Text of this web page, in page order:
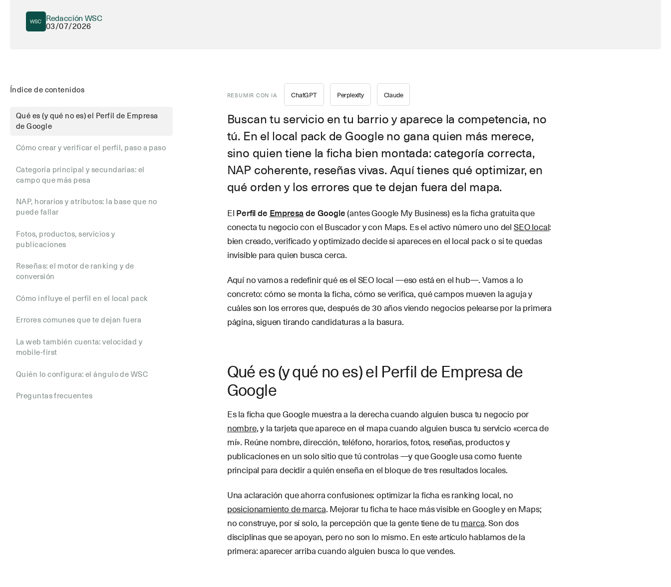
Redacción WSC
03/07/2026
Índice de contenidos
Qué es (y qué no es) el Perfil de Empresa
de Google
Cómo crear y verificar el perfil, paso a paso
Categoría principal y secundarias: el
campo que más pesa
NAP, horarios y atributos: la base que no
puede fallar
Fotos, productos, servicios y
publicaciones
Reseñas: el motor de ranking y de
conversión
Cómo influye el perfil en el local pack
Errores comunes que te dejan fuera
La web también cuenta: velocidad y
mobile-first
Quién lo configura: el ángulo de WSC
Preguntas frecuentes
RESUMIR CON IA ChatGPT Perplexity Claude
Buscan tu servicio en tu barrio y aparece la competencia, no
tú. En el local pack de Google no gana quien más merece,
sino quien tiene la ficha bien montada: categoría correcta,
NAP coherente, reseñas vivas. Aquí tienes qué optimizar, en
qué orden y los errores que te dejan fuera del mapa.
ElPerfil de Empresade Google(antes Google My Business) es la ficha gratuita que
conecta tu negocio con el Buscador y con Maps. Es el activo número uno delSEO local:
bien creado, verificado y optimizado decide si apareces en el local pack o si te quedas
invisible para quien busca cerca.
Aquí no vamos a redefinir qué es el SEO local —eso está en el hub—. Vamos a lo
concreto: cómo se monta la ficha, cómo se verifica, qué campos mueven la aguja y
cuáles son los errores que, después de 30 años viendo negocios pelearse por la primera
página, siguen tirando candidaturas a la basura.
Qué es (y qué no es) el Perfil de Empresa de
Google
Es la ficha que Google muestra a la derecha cuando alguien busca tu negocio por
nombre, y la tarjeta que aparece en el mapa cuando alguien busca tu servicio «cerca de
mí». Reúne nombre, dirección, teléfono, horarios, fotos, reseñas, productos y
publicaciones en un solo sitio que tú controlas —y que Google usa como fuente
principal para decidir a quién enseña en el bloque de tres resultados locales.
Una aclaración que ahorra confusiones: optimizar la ficha es ranking local, no
posicionamiento de marca. Mejorar tu ficha te hace más visible en Google y en Maps;
no construye, por sí solo, la percepción que la gente tiene de tumarca. Son dos
disciplinas que se apoyan, pero no son lo mismo. En este artículo hablamos de la
primera: aparecer arriba cuando alguien busca lo que vendes.